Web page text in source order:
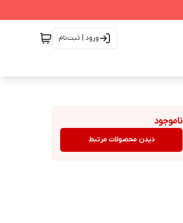
ورود | ثبت‌نام
ناموجود
دیدن محصولات مرتبط